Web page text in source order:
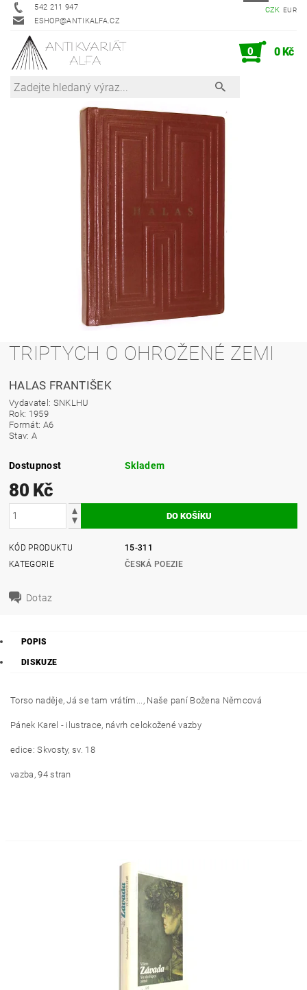
542 211 947
ESHOP@ANTIKALFA.CZ
CZK EUR
0 0 Kč
TRIPTYCH O OHROŽENÉ ZEMI
HALAS FRANTIŠEK
Vydavatel: SNKLHU
Rok: 1959
Formát: A6
Stav: A
Dostupnost Skladem
80 Kč
KÓD PRODUKTU
15-311
KATEGORIE
ČESKÁ POEZIE
Dotaz
POPIS
DISKUZE
Torso naděje, Já se tam vrátím..., Naše paní Božena Němcová
Pánek Karel - ilustrace, návrh celokožené vazby
edice: Skvosty, sv. 18
vazba, 94 stran